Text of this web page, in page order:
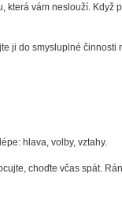
která vám neslouží. Když
ji do smysluplné
hlava, volby, vztahy.
choďte včas spát.